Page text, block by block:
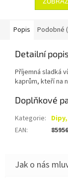
Popis Podobné
Detailní
Příjemná sladká
kaprům, kteří na
Doplňkové
Kategorie:
EAN: